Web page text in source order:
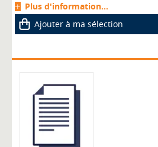
Plus d'information...
Ajouter à ma sélection